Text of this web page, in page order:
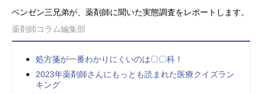
ベンゼン三兄弟が、薬剤師に聞いた実態調査をレポートします。
薬剤師コラム編集部
処方箋が一番わかりにくいのは〇〇科！
2023年薬剤師さんにもっとも読まれた医療クイズラン
キング